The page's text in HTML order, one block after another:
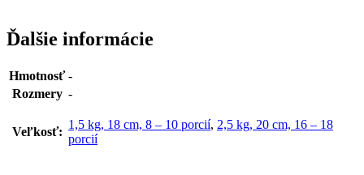
Ďalšie informácie
Hmotnosť -
Rozmery -
Veľkosť:
1,5 kg, 18 cm, 8 – 10 porcií, 2,5 kg, 20 cm, 16 – 18
porcií